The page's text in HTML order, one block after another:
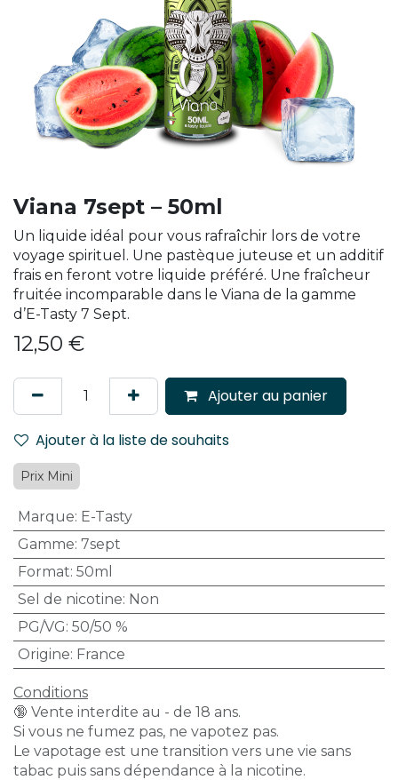
Viana 7sept – 50ml
Un liquide idéal pour vous rafraîchir lors de votre
voyage spirituel. Une pastèque juteuse et un additif
frais en feront votre liquide préféré. Une fraîcheur
fruitée incomparable dans le Viana de la gamme
d’E-Tasty 7 Sept.
12,50 €
Ajouter au panier
Ajouter à la liste de souhaits
Prix Mini
Marque: E-Tasty
Gamme: 7sept
Format: 50ml
Sel de nicotine: Non
PG/VG: 50/50 %
Origine: France
Conditions
🔞 Vente interdite au - de 18 ans.
Si vous ne fumez pas, ne vapotez pas.
Le vapotage est une transition vers une vie sans
tabac puis sans dépendance à la nicotine.